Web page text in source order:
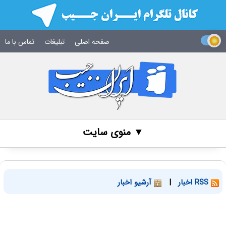
صفحه اصلی تبلیغات تماس با ما
▼ منوی سایت
| آرشیو اخبار